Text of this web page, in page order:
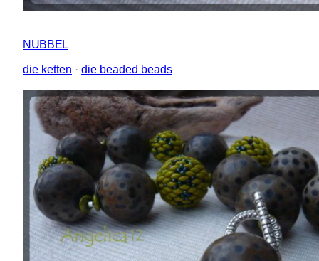
NUBBEL
die ketten · die beaded beads